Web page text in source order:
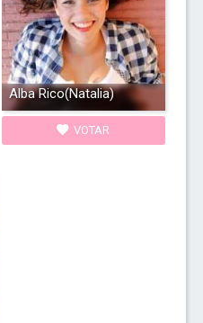
Alba Rico(Natalia)
VOTAR